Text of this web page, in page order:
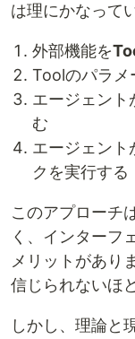
は理にかなって
外部機能を
Toolのパラメ
エージェント
む
エージェント
クを実行する
このアプローチ
く、インターフ
メリットがあり
信じられないほ
しかし、理論と